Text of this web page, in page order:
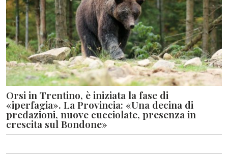
Orsi in Trentino, è iniziata la fase di
«iperfagia». La Provincia: «Una decina di
predazioni, nuove cucciolate, presenza in
crescita sul Bondone»